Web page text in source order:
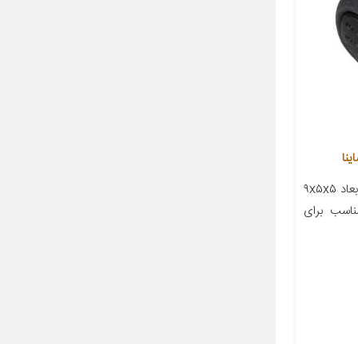
معرفی محصول جزئیات محصول ابعاد ۹x۵x۵
برای